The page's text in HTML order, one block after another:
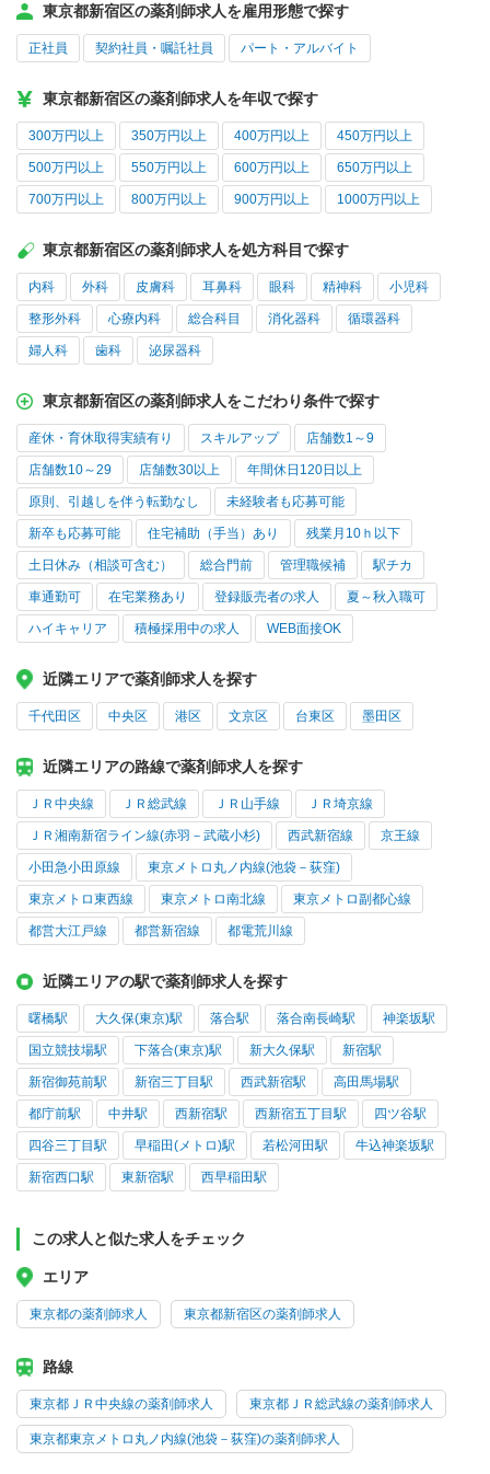
東京都新宿区の薬剤師求人を雇用形態で探す
正社員 契約社員・嘱託社員 パート・アルバイト
東京都新宿区の薬剤師求人を年収で探す
300万円以上 350万円以上 400万円以上 450万円以上
500万円以上 550万円以上 600万円以上 650万円以上
700万円以上 800万円以上 900万円以上 1000万円以上
東京都新宿区の薬剤師求人を処方科目で探す
内科 外科 皮膚科 耳鼻科 眼科 精神科 小児科
整形外科 心療内科 総合科目 消化器科 循環器科
婦人科 歯科 泌尿器科
東京都新宿区の薬剤師求人をこだわり条件で探す
産休・育休取得実績有り スキルアップ 店舗数1～9
店舗数10～29 店舗数30以上 年間休日120日以上
原則、引越しを伴う転勤なし 未経験者も応募可能
新卒も応募可能 住宅補助（手当）あり 残業月10ｈ以下
土日休み（相談可含む） 総合門前 管理職候補 駅チカ
車通勤可 在宅業務あり 登録販売者の求人 夏～秋入職可
ハイキャリア 積極採用中の求人 WEB面接OK
近隣エリアで薬剤師求人を探す
千代田区 中央区 港区 文京区 台東区 墨田区
近隣エリアの路線で薬剤師求人を探す
ＪＲ中央線 ＪＲ総武線 ＪＲ山手線 ＪＲ埼京線
ＪＲ湘南新宿ライン線(赤羽－武蔵小杉) 西武新宿線 京王線
小田急小田原線 東京メトロ丸ノ内線(池袋－荻窪)
東京メトロ東西線 東京メトロ南北線 東京メトロ副都心線
都営大江戸線 都営新宿線 都電荒川線
近隣エリアの駅で薬剤師求人を探す
曙橋駅 大久保(東京)駅 落合駅 落合南長崎駅 神楽坂駅
国立競技場駅 下落合(東京)駅 新大久保駅 新宿駅
新宿御苑前駅 新宿三丁目駅 西武新宿駅 高田馬場駅
都庁前駅 中井駅 西新宿駅 西新宿五丁目駅 四ツ谷駅
四谷三丁目駅 早稲田(メトロ)駅 若松河田駅 牛込神楽坂駅
新宿西口駅 東新宿駅 西早稲田駅
この求人と似た求人をチェック
エリア
東京都の薬剤師求人 東京都新宿区の薬剤師求人
路線
東京都ＪＲ中央線の薬剤師求人 東京都ＪＲ総武線の薬剤師求人
東京都東京メトロ丸ノ内線(池袋－荻窪)の薬剤師求人